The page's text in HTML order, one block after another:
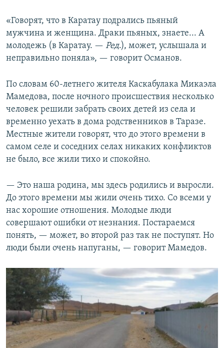
«Говорят, что в Каратау подрались пьяный
мужчина и женщина. Драки пьяных, знаете... А
молодежь (в Каратау. — Ред.), может, услышала и
неправильно поняла», — говорит Османов.
По словам 60-летнего жителя Каскабулака Микаэла
Мамедова, после ночного происшествия несколько
человек решили забрать своих детей из села и
временно уехать в дома родственников в Таразе.
Местные жители говорят, что до этого времени в
самом селе и соседних селах никаких конфликтов
не было, все жили тихо и спокойно.
— Это наша родина, мы здесь родились и выросли.
До этого времени мы жили очень тихо. Со всеми у
нас хорошие отношения. Молодые люди
совершают ошибки от незнания. Постараемся
понять, — может, во второй раз так не поступят. Но
люди были очень напуганы, — говорит Мамедов.